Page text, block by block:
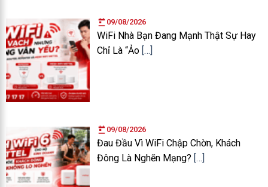
09/08/2026
WiFi Nhà Bạn Đang Mạnh Thật Sự Hay
Chỉ Là “Ảo […]
09/08/2026
Đau Đầu Vì WiFi Chập Chờn, Khách
Đông Là Nghẽn Mạng? […]